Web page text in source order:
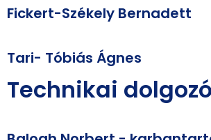
Fickert-Székely Bernadett
Tari- Tóbiás Ágnes
Technikai